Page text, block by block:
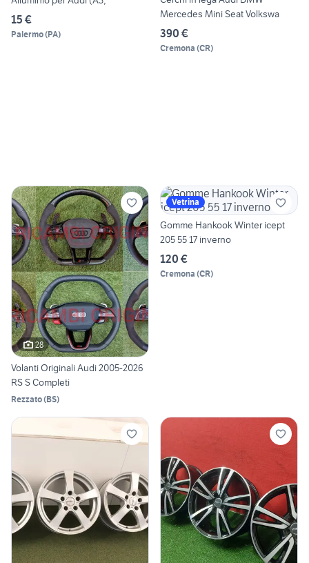
15 €
Palermo(PA)
Mercedes Mini Seat Volkswa
390 €
Cremona (CR)
28
Volanti Originali Audi 2005-2026
RS S Completi
Rezzato(BS)
Vetrina
Gomme Hankook Winter icept
205 55 17 inverno
120 €
Cremona (CR)